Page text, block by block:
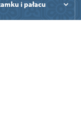
i pałacu